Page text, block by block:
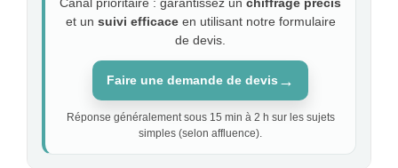
et un suivi efficaceen utilisant notre formulaire
de devis.
Faire une demande de devis →
Réponse généralement sous 15 min à 2 h sur les sujets
simples (selon affluence).